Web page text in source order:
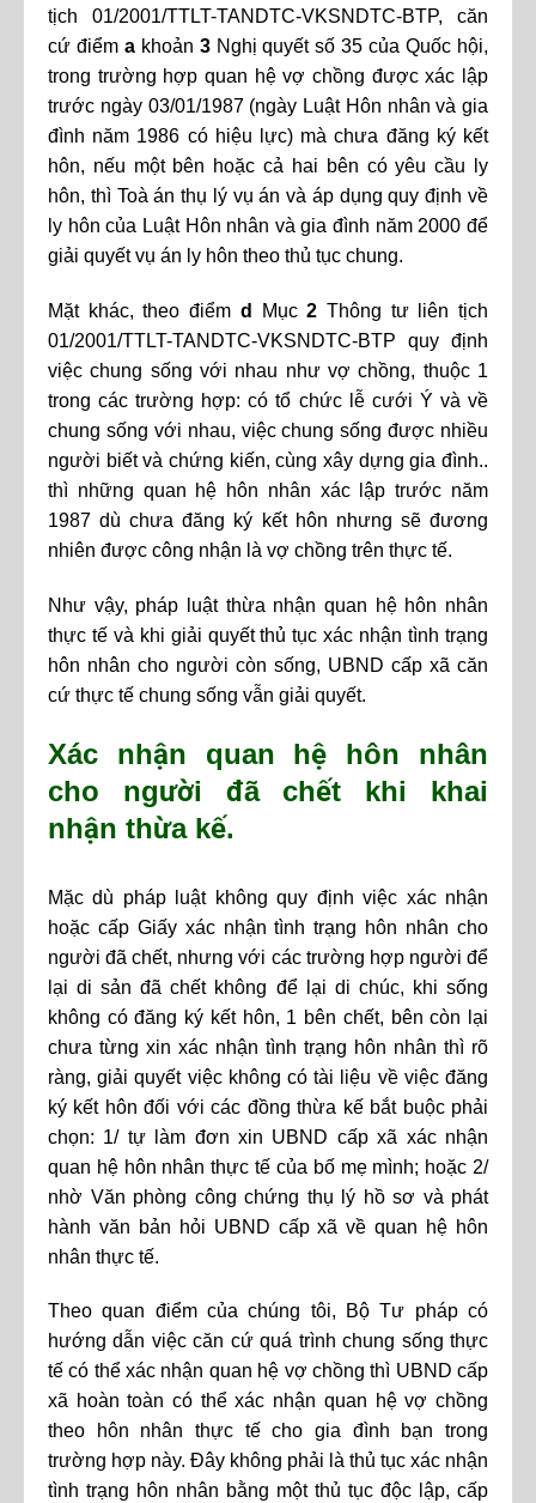
tịch 01/2001/TTLT-TANDTC-VKSNDTC-BTP, căn
cứ điểm akhoản 3Nghị quyết số 35 của Quốc hội,
trong trường hợp quan hệ vợ chồng được xác lập
trước ngày 03/01/1987 (ngày Luật Hôn nhân và gia
đình năm 1986 có hiệu lực) mà chưa đăng ký kết
hôn, nếu một bên hoặc cả hai bên có yêu cầu ly
hôn, thì Toà án thụ lý vụ án và áp dụng quy định về
ly hôn của Luật Hôn nhân và gia đình năm 2000 để
giải quyết vụ án ly hôn theo thủ tục chung.
Mặt khác, theo điểm d Mục2 Thông tư liên tịch
01/2001/TTLT-TANDTC-VKSNDTC-BTP quy định
việc chung sống với nhau như vợ chồng, thuộc 1
trong các trường hợp: có tổ chức lễ cưới Ý và về
chung sống với nhau, việc chung sống được nhiều
người biết và chứng kiến, cùng xây dựng gia đình..
thì những quan hệ hôn nhân xác lập trước năm
1987 dù chưa đăng ký kết hôn nhưng sẽ đương
nhiên được công nhận là vợ chồng trên thực tế.
Như vậy, pháp luật thừa nhận quan hệ hôn nhân
thực tế và khi giải quyết thủ tục xác nhận tình trạng
hôn nhân cho người còn sống, UBND cấp xã căn
cứ thực tế chung sống vẫn giải quyết.
Xác nhận quan hệ hôn nhân
cho người đã chết khi khai
nhận thừa kế.
Mặc dù pháp luật không quy định việc xác nhận
hoặc cấp Giấy xác nhận tình trạng hôn nhân cho
người đã chết, nhưng với các trường hợp người để
lại di sản đã chết không để lại di chúc, khi sống
không có đăng ký kết hôn, 1 bên chết, bên còn lại
chưa từng xin xác nhận tình trạng hôn nhân thì rõ
ràng, giải quyết việc không có tài liệu về việc đăng
ký kết hôn đối với các đồng thừa kế bắt buộc phải
chọn: 1/ tự làm đơn xin UBND cấp xã xác nhận
quan hệ hôn nhân thực tế của bố mẹ mình; hoặc 2/
nhờ Văn phòng công chứng thụ lý hồ sơ và phát
hành văn bản hỏi UBND cấp xã về quan hệ hôn
nhân thực tế.
Theo quan điểm của chúng tôi, Bộ Tư pháp có
hướng dẫn việc căn cứ quá trình chung sống thực
tế có thể xác nhận quan hệ vợ chồng thì UBND cấp
xã hoàn toàn có thể xác nhận quan hệ vợ chồng
theo hôn nhân thực tế cho gia đình bạn trong
trường hợp này. Đây không phải là thủ tục xác nhận
tình trạng hôn nhân bằng một thủ tục độc lập, cấp